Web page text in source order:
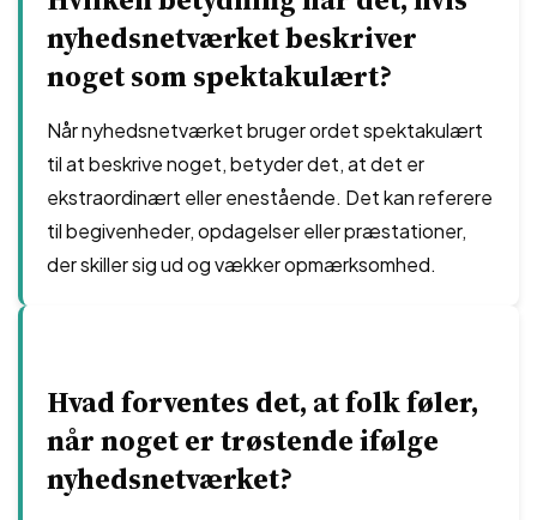
nyhedsnetværket beskriver
noget som spektakulært?
Når nyhedsnetværket bruger ordet spektakulært
til at beskrive noget, betyder det, at det er
ekstraordinært eller enestående. Det kan referere
til begivenheder, opdagelser eller præstationer,
der skiller sig ud og vækker opmærksomhed.
Hvad forventes det, at folk føler,
når noget er trøstende ifølge
nyhedsnetværket?